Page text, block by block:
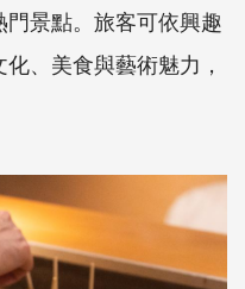
景點。旅客可依興趣
、美食與藝術魅力，